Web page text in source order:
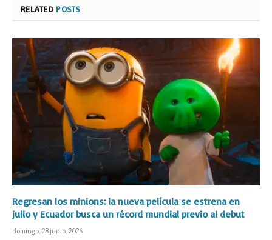
RELATED POSTS
Regresan los minions: la nueva película se estrena en
julio y Ecuador busca un récord mundial previo al debut
domingo, 28 junio, 2026